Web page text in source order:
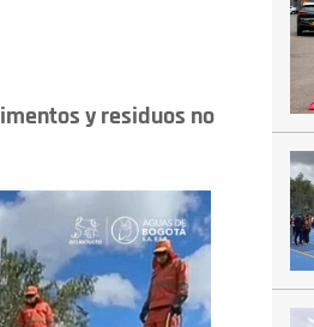
y residuos no